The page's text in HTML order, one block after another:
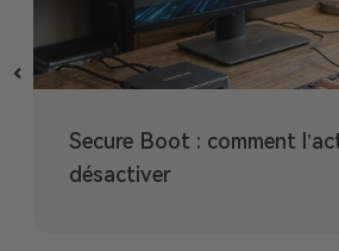
Secure Boot : comment
désactiver